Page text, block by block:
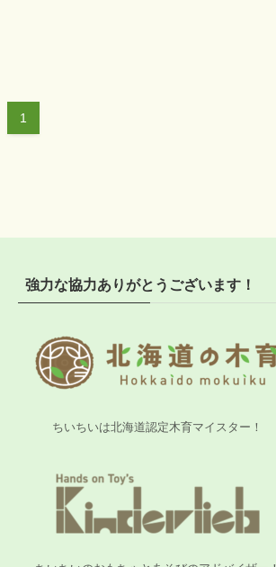
1
強力な協力ありがとうございます！
ちいちいは北海道認定木育マイスター！